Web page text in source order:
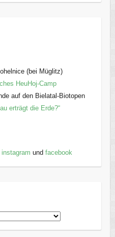
(bei Müglitz)
HeuHoj-Camp
auf den Bielatal-Biotopen
erträgt die Erde?“
instagram und facebook